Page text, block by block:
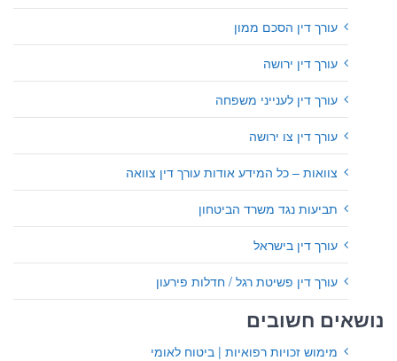
עורך דין הסכם ממון
עורך דין ירושה
עורך דין לענייני משפחה
עורך דין צו ירושה
צוואות – כל המידע אודות עורך דין צוואה
תביעות נגד משרד הביטחון
עורך דין בישראל
עורך דין פשיטת רגל / חדלות פירעון
נושאים חשובים
מימוש זכויות רפואיות | ביטוח לאומי